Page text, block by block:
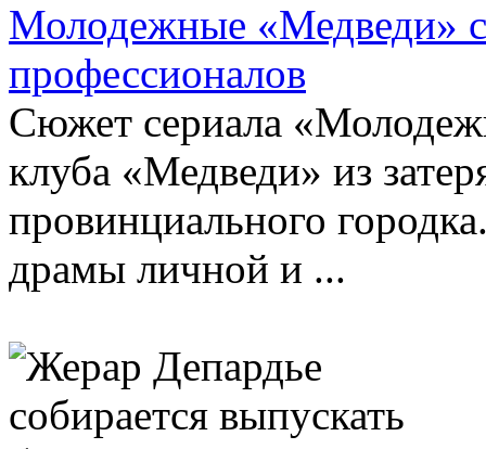
Молодежные «Медведи»
профессионалов
Сюжет сериала
клуба «Медведи» из
провинциального
драмы личной и ...